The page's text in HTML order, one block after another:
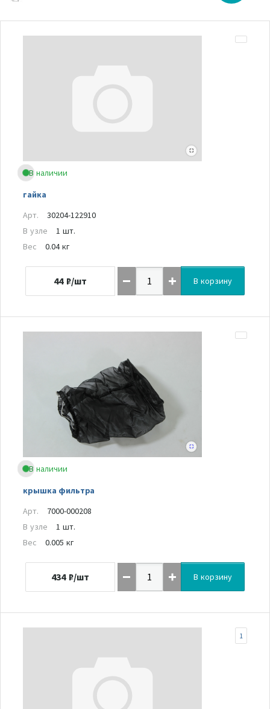
В наличии
гайка
Арт.
30204-122910
В узле
1 шт.
Вес
0.04 кг
44 ₽/шт В корзину
В наличии
крышка фильтра
Арт.
7000-000208
В узле
1 шт.
Вес
0.005 кг
434 ₽/шт В корзину
1